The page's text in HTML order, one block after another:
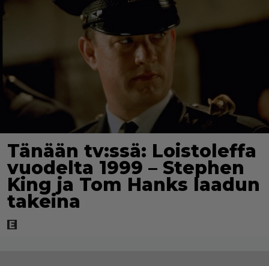
Tänään tv:ssä: Loistoleffa
vuodelta 1999 – Stephen
King ja Tom Hanks laadun
takeina